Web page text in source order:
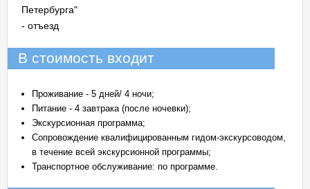
Петербурга"
- отъезд
В стоимость входит
Проживание - 5 дней/ 4 ночи;
Питание - 4 завтрака (после ночевки);
Экскурсионная программа;
Сопровождение квалифицированным гидом-экскурсоводом,
в течение всей экскурсионной программы;
Транспортное обслуживание: по программе.